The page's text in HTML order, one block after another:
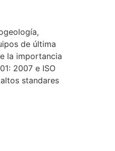
de última
la importancia
2007 e ISO
standares